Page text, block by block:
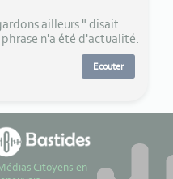
ailleurs " disait
phrase n'a été d'actualité.
Ecouter
Citoyens en